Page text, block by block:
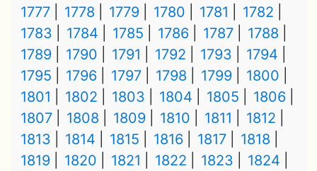
1777
1778 1779 1780 1781
1782
1783
1784 1785 1786 1787
1788
1789
1790 1791 1792 1793
1794
1795
1796 1797 1798 1799
1800
1801
1802 1803 1804 1805
1806
1807
1808 1809 1810 1811
1812
1813
1814 1815 1816 1817
1818
1819
1820 1821 1822 1823
1824